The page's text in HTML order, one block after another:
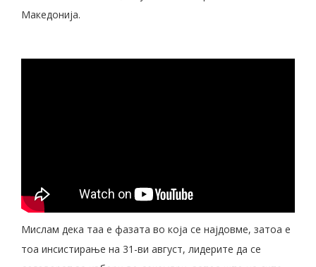
Македонија.
Мислам дека таа е фазата во која се најдовме, затоа е
тоа инсистирање на 31-ви август, лидерите да се